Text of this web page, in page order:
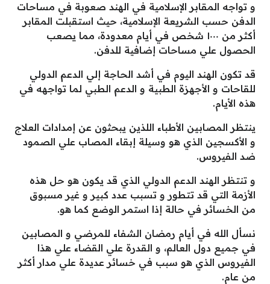
و تواجه المقابر الإسلامية في الهند صعوبة في مساحات
الدفن حسب الشريعة الإسلامية، حيث استقبلت المقابر
أكثر من ١٠٠٠ شخص في أيام معدودة، مما يصعب
الحصول علي مساحات إضافية للدفن.
قد تكون الهند اليوم في أشد الحاجة إلي الدعم الدولي
للقاحات و الأجهزة الطبية و الدعم الطبي لما تواجهه في
هذه الأيام.
ينتظر المصابين الأطباء اللذين يبحثون عن إمدادات العلاج
و الأكسجين الذي هو وسيلة إبقاء المصاب علي الصمود
ضد الفيروس.
و تنتظر الهند الدعم الدولي الذي قد يكون هو حل هذه
الأزمة التي قد تتطور و تسبب عدد كبير و غير مسبوق
من الخسائر في حالة إذا استمر الوضع كما هو.
نسأل الله في أيام رمضان الشفاء للمرضي و المصابين
في جميع دول العالم، و القدرة علي القضاء علي هذا
الفيروس الذي هو سبب في خسائر عديدة علي مدار أكثر
من عام.